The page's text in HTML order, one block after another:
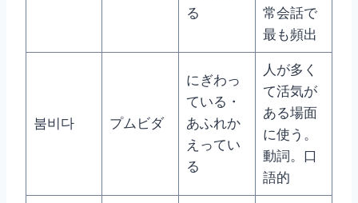
る
常会話で
最も頻出
붐비다 プムビダ
にぎわっ
ている・
あふれか
えってい
る
人が多く
て活気が
ある場面
に使う。
動詞。口
語的